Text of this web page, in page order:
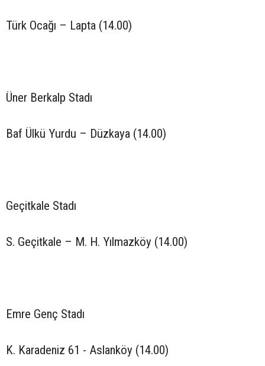
Türk Ocağı – Lapta (14.00)
Üner Berkalp Stadı
Baf Ülkü Yurdu – Düzkaya (14.00)
Geçitkale Stadı
S. Geçitkale – M. H. Yılmazköy (14.00)
Emre Genç Stadı
K. Karadeniz 61 - Aslanköy (14.00)